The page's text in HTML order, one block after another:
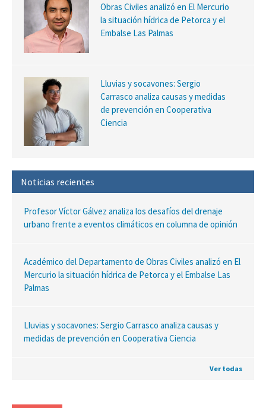
Obras Civiles analizó en El Mercurio
la situación hídrica de Petorca y el
Embalse Las Palmas
Lluvias y socavones: Sergio
Carrasco analiza causas y medidas
de prevención en Cooperativa
Ciencia
Noticias recientes
Profesor Víctor Gálvez analiza los desafíos del drenaje
urbano frente a eventos climáticos en columna de opinión
Académico del Departamento de Obras Civiles analizó en El
Mercurio la situación hídrica de Petorca y el Embalse Las
Palmas
Lluvias y socavones: Sergio Carrasco analiza causas y
medidas de prevención en Cooperativa Ciencia
Ver todas